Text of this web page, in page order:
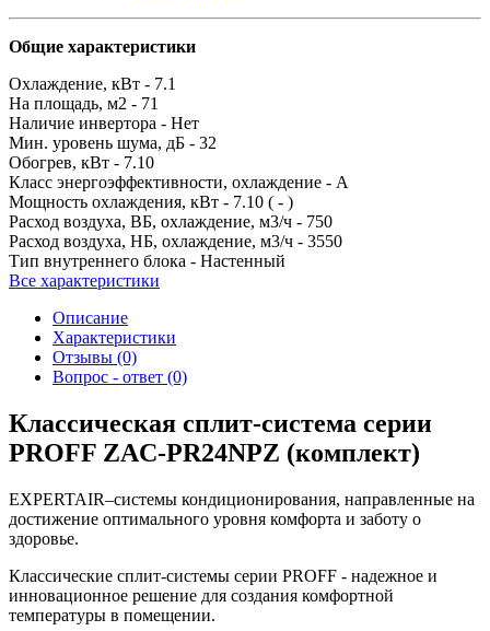
Общие характеристики
Охлаждение, кВт - 7.1
На площадь, м2 - 71
Наличие инвертора - Нет
Мин. уровень шума, дБ - 32
Обогрев, кВт - 7.10
Класс энергоэффективности, охлаждение - A
Мощность охлаждения, кВт - 7.10 ( - )
Расход воздуха, ВБ, охлаждение, м3/ч - 750
Расход воздуха, НБ, охлаждение, м3/ч - 3550
Тип внутреннего блока - Настенный
Все характеристики
Описание
Характеристики
Отзывы (0)
Вопрос - ответ (0)
Классическая сплит-система серии
PROFF ZAC-PR24NPZ (комплект)
EXPERTAIR–системы кондиционирования, направленные на
достижение оптимального уровня комфорта и заботу о
здоровье.
Классические сплит-системы серии PROFF - надежное и
инновационное решение для создания комфортной
температуры в помещении.